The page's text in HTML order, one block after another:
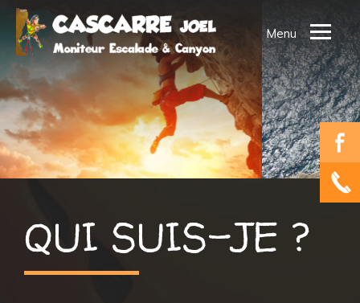
Ouvrir
le
menu
ACCUEIL
QUI SUIS-JE ?
MES ACTIVITES
MES VOYAGES
QUI SUIS-JE ?